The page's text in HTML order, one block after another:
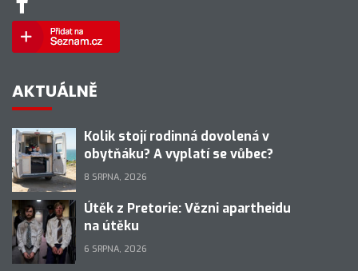
AKTUÁLNĚ
Kolik stojí rodinná dovolená v
obytňáku? A vyplatí se vůbec?
8 SRPNA, 2026
Útěk z Pretorie: Vězni apartheidu
na útěku
6 SRPNA, 2026